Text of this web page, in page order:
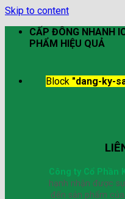
Skip to content
CẤP ĐÔNG NHANH
PHẨM HIỆU QUẢ
Block "dang-ky-
Công ty Cổ Phần
hạnh nhận được
đến sản phẩm